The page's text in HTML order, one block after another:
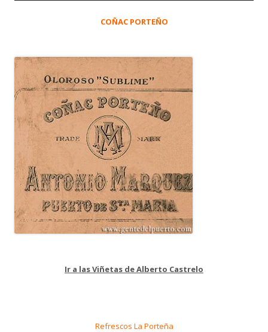
COÑAC PORTEÑO
Ir a las Viñetas de Alberto Castrelo
Refrescos La Porteña